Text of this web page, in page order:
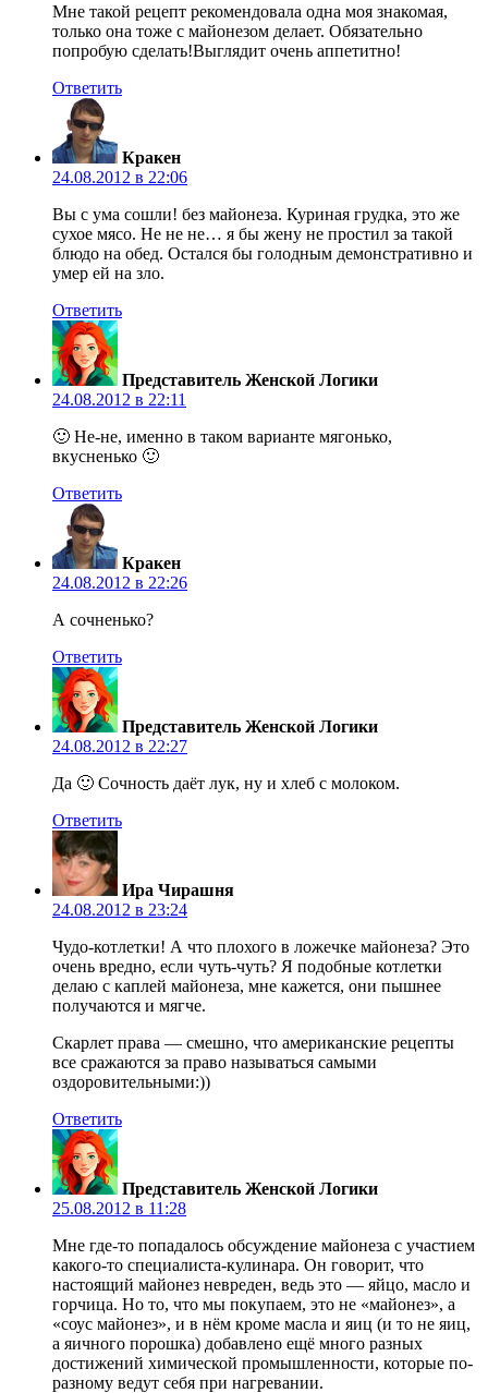
Мне такой рецепт рекомендовала одна моя знакомая,
только она тоже с майонезом делает. Обязательно
попробую сделать!Выглядит очень аппетитно!
Ответить
Кракен
24.08.2012 в 22:06
Вы с ума сошли! без майонеза. Куриная грудка, это же
сухое мясо. Не не не… я бы жену не простил за такой
блюдо на обед. Остался бы голодным демонстративно и
умер ей на зло.
Ответить
Представитель Женской Логики
24.08.2012 в 22:11
🙂 Не-не, именно в таком варианте мягонько,
вкусненько 🙂
Ответить
Кракен
24.08.2012 в 22:26
А сочненько?
Ответить
Представитель Женской Логики
24.08.2012 в 22:27
Да 🙂 Сочность даёт лук, ну и хлеб с молоком.
Ответить
Ира Чирашня
24.08.2012 в 23:24
Чудо-котлетки! А что плохого в ложечке майонеза? Это
очень вредно, если чуть-чуть? Я подобные котлетки
делаю с каплей майонеза, мне кажется, они пышнее
получаются и мягче.
Скарлет права — смешно, что американские рецепты
все сражаются за право называться самыми
оздоровительными:))
Ответить
Представитель Женской Логики
25.08.2012 в 11:28
Мне где-то попадалось обсуждение майонеза с участием
какого-то специалиста-кулинара. Он говорит, что
настоящий майонез невреден, ведь это — яйцо, масло и
горчица. Но то, что мы покупаем, это не «майонез», а
«соус майонез», и в нём кроме масла и яиц (и то не яиц,
а яичного порошка) добавлено ещё много разных
достижений химической промышленности, которые по-
разному ведут себя при нагревании.